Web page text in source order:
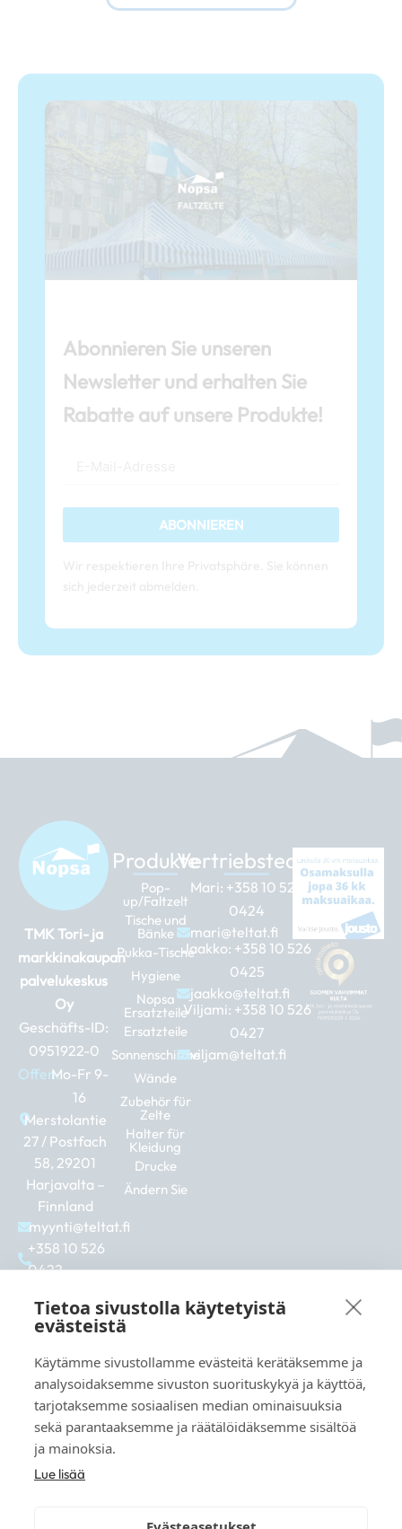
Abonnieren Sie unseren
Newsletter und erhalten Sie
Rabatte auf unsere Produkte!
ABONNIEREN
TMK Tori- ja
markkinakaupan
palvelukeskus
Oy
Geschäfts-ID:
0951922-0
Offen:Mo-Fr 9-
16
Merstolantie
27 / Postfach
58, 29201
Harjavalta –
Finnland
myynti@teltat.fi
+358 10 526
0422
a
c
b
o
o
k
n
s
a
g
r
a
m
i
n
e
d
i
n
Produkte
Pop-
up/Faltzelt
Tische und
Bänke
Pukka-Tische
Hygiene
Nopsa
Ersatzteile
Ersatzteile
Sonnenschirme
Wände
Zubehör für
Zelte
Halter für
Kleidung
Drucke
Ändern Sie
Vertriebsteam
Mari: +358 10 526
0424
mari@teltat.fi
Jaakko: +358 10 526
0425
jaakko@teltat.fi
Viljami: +358 10 526
0427
viljam@teltat.fi
Siehe auch:
markkina.net
grillikeskus.fi
vaunukeskus.fi
Tietoa sivustolla käytetyistä
evästeistä
Käytämme sivustollamme evästeitä kerätäksemme ja
analysoidaksemme sivuston suorituskykyä ja käyttöä,
tarjotaksemme sosiaalisen median ominaisuuksia
sekä parantaaksemme ja räätälöidäksemme sisältöä
ja mainoksia.
Lue lisää